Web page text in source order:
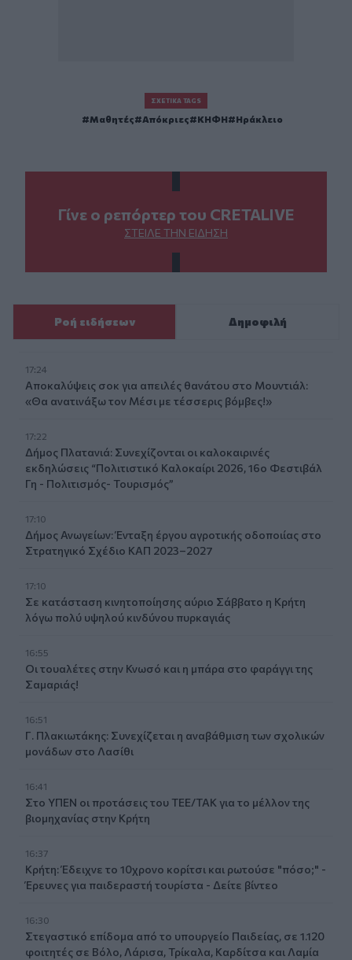
ΣΧΕΤΙΚΆ TAGS
Μαθητές Απόκριες ΚΗΦΗ Ηράκλειο
Γίνε ο ρεπόρτερ του CRETALIVE
ΣΤΕΊΛΕ ΤΗΝ ΕΊΔΗΣΗ
Ροή ειδήσεων Δημοφιλή
17:24
Aποκαλύψεις σοκ για απειλές θανάτου στο Μουντιάλ:
«Θα ανατινάξω τον Μέσι με τέσσερις βόμβες!»
17:22
Δήμος Πλατανιά: Συνεχίζονται οι καλοκαιρινές
εκδηλώσεις “Πολιτιστικό Καλοκαίρι 2026, 16ο Φεστιβάλ
Γη - Πολιτισμός- Τουρισμός”
17:10
Δήμος Ανωγείων: Ένταξη έργου αγροτικής οδοποιίας στο
Στρατηγικό Σχέδιο ΚΑΠ 2023–2027
17:10
Σε κατάσταση κινητοποίησης αύριο Σάββατο η Κρήτη
λόγω πολύ υψηλού κινδύνου πυρκαγιάς
16:55
Οι τουαλέτες στην Κνωσό και η μπάρα στο φαράγγι της
Σαμαριάς!
16:51
Γ. Πλακιωτάκης: Συνεχίζεται η αναβάθμιση των σχολικών
μονάδων στο Λασίθι
16:41
Στο ΥΠΕΝ οι προτάσεις του ΤΕΕ/ΤΑΚ για το μέλλον της
βιομηχανίας στην Κρήτη
16:37
Κρήτη: Έδειχνε το 10χρονο κορίτσι και ρωτούσε "πόσο;" -
Έρευνες για παιδεραστή τουρίστα - Δείτε βίντεο
16:30
Στεγαστικό επίδομα από το υπουργείο Παιδείας, σε 1.120
φοιτητές σε Βόλο, Λάρισα, Τρίκαλα, Καρδίτσα και Λαμία